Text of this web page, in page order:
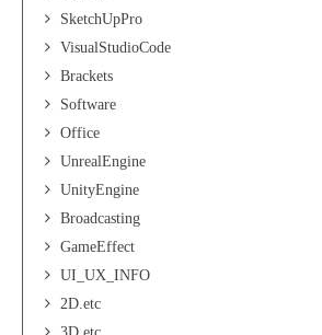
SketchUpPro
VisualStudioCode
Brackets
Software
Office
UnrealEngine
UnityEngine
Broadcasting
GameEffect
UI_UX_INFO
2D.etc